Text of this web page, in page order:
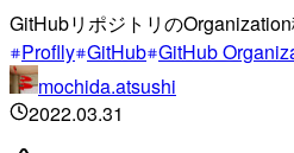
GitHubリポジトリの
Proflly GitHub GitHub
mochida.atsushi
2022.03.31